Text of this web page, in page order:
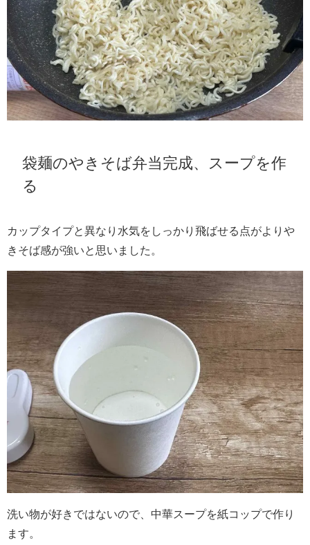
袋麺のやきそば弁当完成、スープを作
る
カップタイプと異なり水気をしっかり飛ばせる点がよりや
きそば感が強いと思いました。
洗い物が好きではないので、中華スープを紙コップで作り
ます。